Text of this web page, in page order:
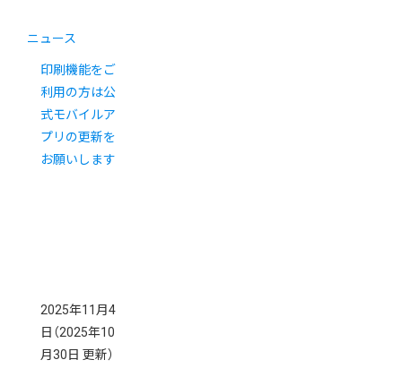
ニュース
印刷機能をご
利用の方は公
式モバイルア
プリの更新を
お願いします
2025年11月4
日 （2025年10
月30日 更新）